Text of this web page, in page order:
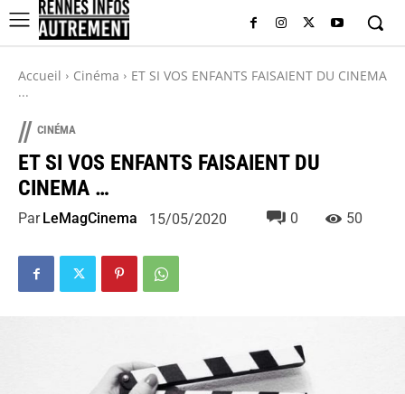
Accueil Cinéma
ET SI VOS ENFANTS FAISAIENT DU CINEMA
...
// CINÉMA
ET SI VOS ENFANTS FAISAIENT DU
CINEMA …
Par LeMagCinema 15/05/2020 0 50